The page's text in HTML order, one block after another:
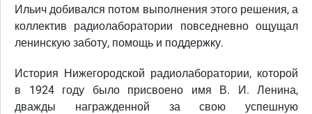
Ильич добивался потом выполнения этого решения, а
коллектив радиолаборатории повседневно ощущал
ленинскую заботу, помощь и поддержку.
История Нижегородской радиолаборатории, которой
в 1924 году было присвоено имя В. И. Ленина,
дважды награжденной за свою успешную